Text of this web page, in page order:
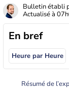
Bulletin établi
Actualisé à
En bref
Heure par Heure
Résumé de